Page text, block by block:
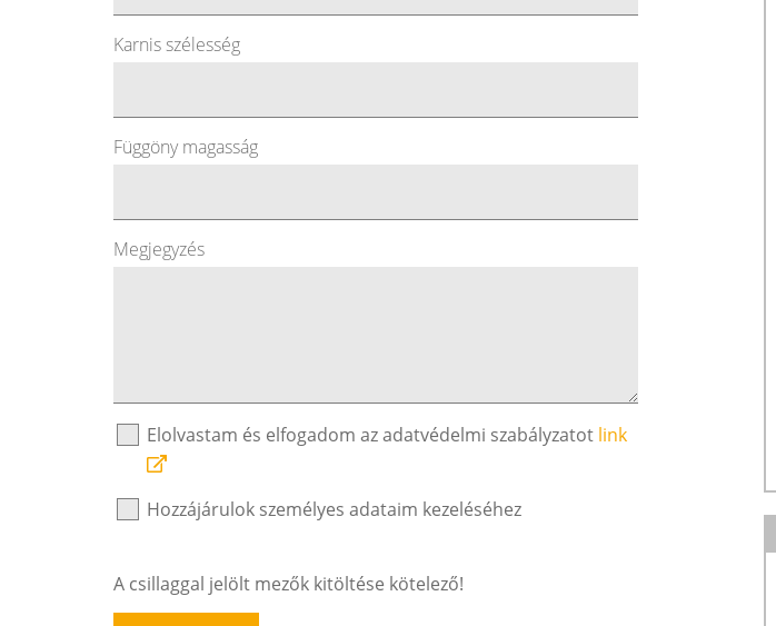
Karnis szélesség
Függöny magasság
Megjegyzés
Elolvastam és elfogadom az adatvédelmi szabályzatot link
Hozzájárulok személyes adataim kezeléséhez
A csillaggal jelölt mezők kitöltése kötelező!